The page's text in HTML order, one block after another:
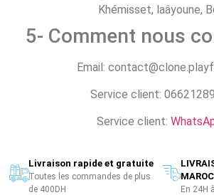
Khémisset, laâyoune,
5- Comment nous
Email:
Service client:
Service client:
Livraison rapide et gratuite
Toutes les commandes de plus
de 400DH
MAROC
En 24H